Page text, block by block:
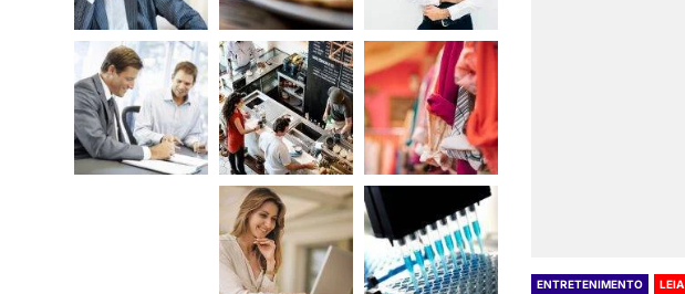
ENTRETENIMENTO LEIA